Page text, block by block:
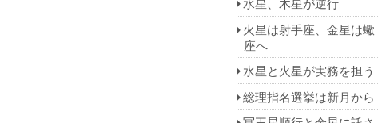
水星、木星が逆行
火星は射手座、金星は蠍
座へ
水星と火星が実務を担う
総理指名選挙は新月から